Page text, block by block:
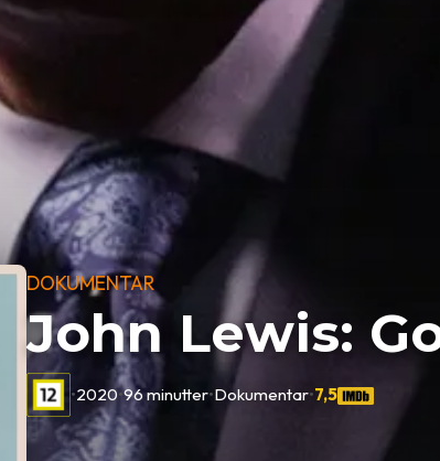
DOKUMENTAR
John Lewis:
•2020•96 minutter•Dokumentar•7,5